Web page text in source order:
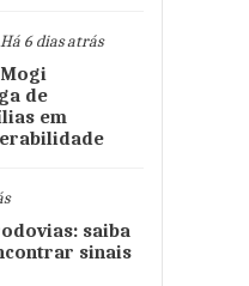
6 dias atrás
de
em
saiba
sinais